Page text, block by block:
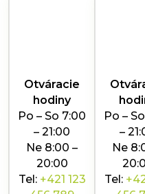
Otváracie
hodiny
Po – So 7:00
– 21:00
Ne 8:00 –
20:00
Tel: +421 123
Po –
–
Ne
Tel: